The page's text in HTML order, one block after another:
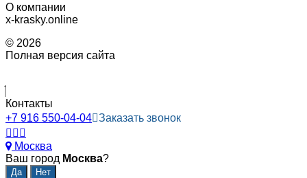
О компании
x-krasky.online
© 2026
Полная версия сайта
Контакты
+7 916 550-04-04 Заказать звонок
Москва
Ваш город Москва?